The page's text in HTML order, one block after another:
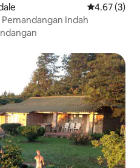
Penarafan
4.67 (3)
Indah